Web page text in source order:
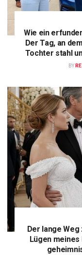
Wie ein
Der Tag, an
Tochter stahl
BY
Der lange
Lügen